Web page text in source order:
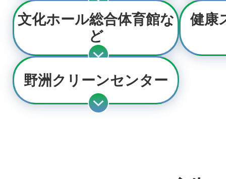
文化ホール総合体育館な
ど
健康
野洲クリーンセンター